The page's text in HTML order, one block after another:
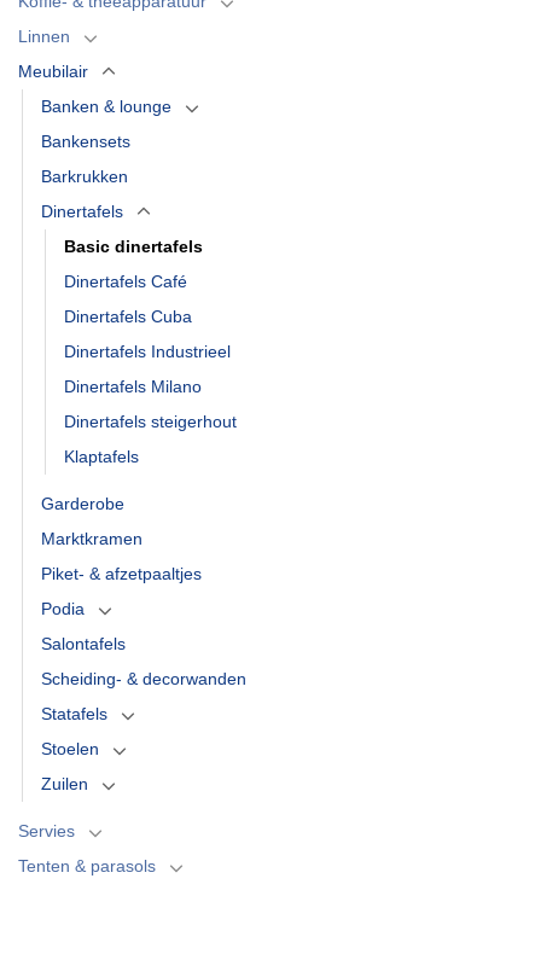
Linnen
Meubilair
Banken & lounge
Bankensets
Barkrukken
Dinertafels
Basic dinertafels
Dinertafels Café
Dinertafels Cuba
Dinertafels Industrieel
Dinertafels Milano
Dinertafels steigerhout
Klaptafels
Garderobe
Marktkramen
Piket- & afzetpaaltjes
Podia
Salontafels
Scheiding- & decorwanden
Statafels
Stoelen
Zuilen
Servies
Tenten & parasols